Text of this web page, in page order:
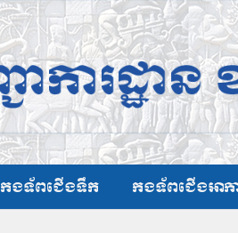
កងទ័ពជើងទឹក កងទ័ពជើងអា